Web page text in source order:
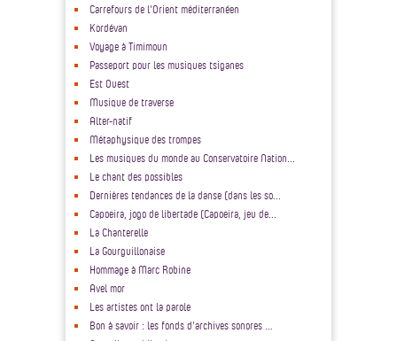
Carrefours de l'Orient méditerranéen
Kordévan
Voyage à Timimoun
Passeport pour les musiques tsiganes
Est Ouest
Musique de traverse
Alter-natif
Métaphysique des trompes
Les musiques du monde au Conservatoire Nation...
Le chant des possibles
Dernières tendances de la danse (dans les so...
Capoeira, jogo de libertade (Capoeira, jeu de...
La Chanterelle
La Gourguillonaise
Hommage à Marc Robine
Avel mor
Les artistes ont la parole
Bon à savoir : les fonds d'archives sonores ...